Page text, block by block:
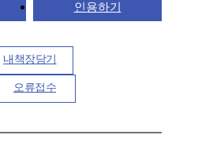
인용하기
내책장담기
오류접수